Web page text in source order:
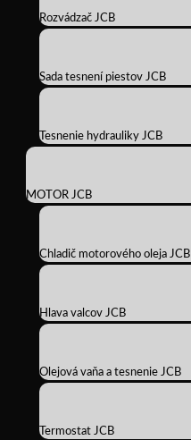
Rozvádzač JCB
Sada tesnení piestov JCB
Tesnenie hydrauliky JCB
MOTOR JCB
Chladič motorového oleja JCB
Hlava valcov JCB
Olejová vaňa a tesnenie JCB
Termostat JCB